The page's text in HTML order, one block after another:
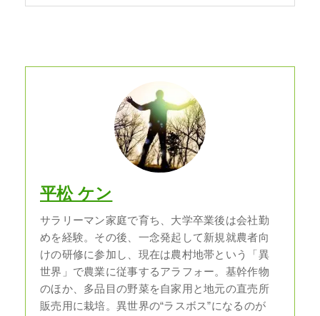
平松 ケン
サラリーマン家庭で育ち、大学卒業後は会社勤
めを経験。その後、一念発起して新規就農者向
けの研修に参加し、現在は農村地帯という「異
世界」で農業に従事するアラフォー。基幹作物
のほか、多品目の野菜を自家用と地元の直売所
販売用に栽培。異世界の“ラスボス”になるのが